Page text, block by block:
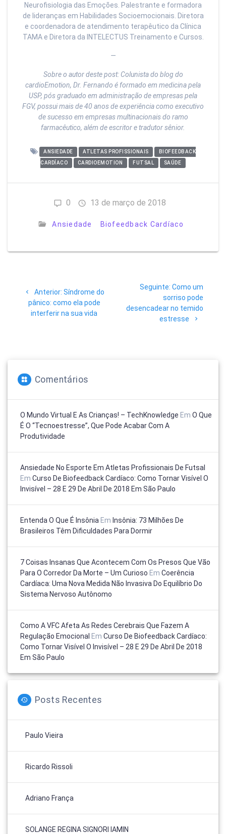
Neurofisiologia das Emoções. Palestrante e formadora
de lideranças em Habilidades Socioemocionais. Diretora
e coordenadora de atendimento terapêutico da Clínica
TAMA e Diretora da INTELECTUS Treinamento e Cursos.
—
Sobre o autor deste post: Colunista do blog do
cardioEmotion, Dr. Fernando é formado em medicina pela
USP, pós graduado em administração de empresas pela
FGV, possui mais de 40 anos de experiência como executivo
de sucesso em empresas multinacionais do ramo
farmacêutico, além de escritor e tradutor sênior.
ANSIEDADE ATLETAS PROFISSIONAIS
BIOFEEDBACK
CARDÍACO
CARDIOEMOTION FUTSAL SAÚDE
0 13 de março de 2018
Ansiedade Biofeedback Cardíaco
de
Post
Anterior: Post
anterior:
Síndrome do
pânico: como ela pode
interferir na sua vida
Seguinte: Post
seguinte:
Como um
sorriso pode
desencadear no temido
estresse
Comentários
O Mundo Virtual E As Crianças! – TechKnowledge Em O Que
É O “tecnoestresse”, Que Pode Acabar Com A
Produtividade
Ansiedade No Esporte Em Atletas Profissionais De Futsal
Em Curso De Biofeedback Cardíaco: Como Tornar Visível O
Invisível – 28 E 29 De Abril De 2018 Em São Paulo
Entenda O Que É Insônia Em Insônia: 73 Milhões De
Brasileiros Têm Dificuldades Para Dormir
7 Coisas Insanas Que Acontecem Com Os Presos Que Vão
Para O Corredor Da Morte – Um Curioso Em Coerência
Cardíaca: Uma Nova Medida Não Invasiva Do Equilíbrio Do
Sistema Nervoso Autônomo
Como A VFC Afeta As Redes Cerebrais Que Fazem A
Regulação Emocional Em Curso De Biofeedback Cardíaco:
Como Tornar Visível O Invisível – 28 E 29 De Abril De 2018
Em São Paulo
Posts Recentes
Paulo Vieira
Ricardo Rissoli
Adriano França
SOLANGE REGINA SIGNORI IAMIN